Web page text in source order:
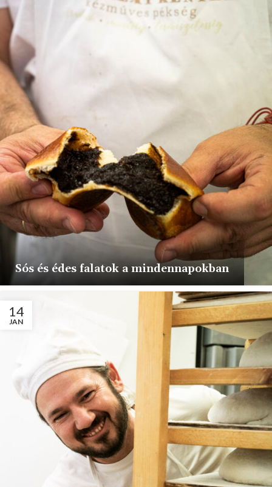
Sós és édes falatok a mindennapokban
14
JAN